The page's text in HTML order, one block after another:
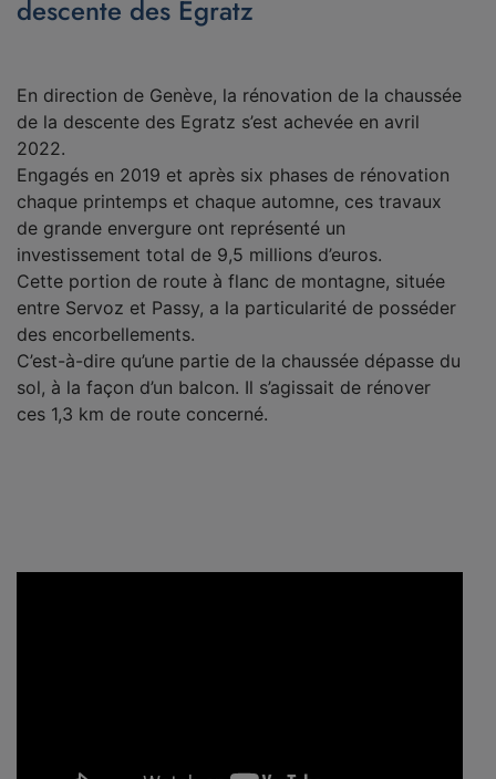
descente des Egratz
En direction de Genève, la rénovation de la chaussée
de la descente des Egratz s’est achevée en avril
2022.
Engagés en 2019 et après six phases de rénovation
chaque printemps et chaque automne, ces travaux
de grande envergure ont représenté un
investissement total de 9,5 millions d’euros.
Cette portion de route à flanc de montagne, située
entre Servoz et Passy, a la particularité de posséder
des encorbellements.
C’est-à-dire qu’une partie de la chaussée dépasse du
sol, à la façon d’un balcon. Il s’agissait de rénover
ces 1,3 km de route concerné.